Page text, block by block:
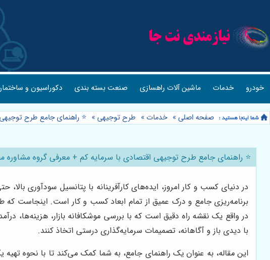
خودرو خدمات ماشین آلات راهسازی صنعت بسته بندی دکوراسیون و
صفحه اصلی » خدمات » طرح توجیهی » ⭐️ راهنمای جامع طرح
⭐️ راهنمای جامع طرح توجیهی اقتصادی با سرمایه کم + معرفی گروه مشاوره
در دنیای کسب و کار امروز، ایده‌های کارآفرینانه با پتانسیل سودآوری
در واقع یک نقشه راه دقیق است که با بررسی موشکافانه بازار،
با دیدی باز و آگاهانه، تصمیمات سرمایه‌گذاری درستی اتخاذ کنند.
این مقاله، به عنوان یک راهنمای جامع، به شما کمک می‌کند تا با نحوه